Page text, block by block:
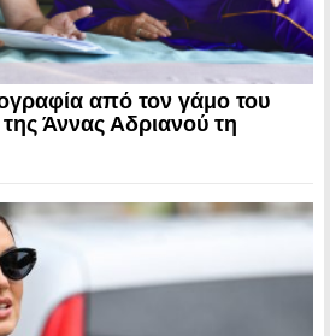
από τον γάμο του
Άννας Αδριανού τη